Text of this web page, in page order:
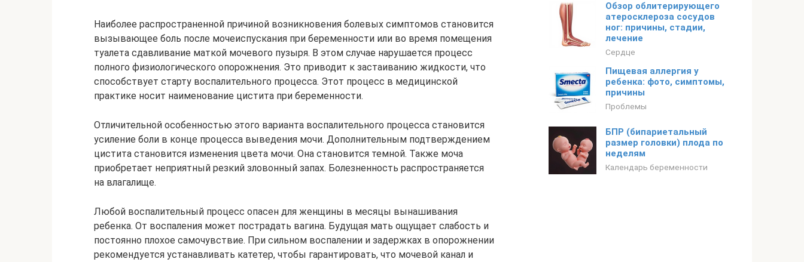
Наиболее распространенной причиной возникновения болевых симптомов становится
вызывающее боль после мочеиспускания при беременности или во время помещения
туалета сдавливание маткой мочевого пузыря. В этом случае нарушается процесс
полного физиологического опорожнения. Это приводит к застаиванию жидкости, что
способствует старту воспалительного процесса. Этот процесс в медицинской
практике носит наименование цистита при беременности.
Отличительной особенностью этого варианта воспалительного процесса становится
усиление боли в конце процесса выведения мочи. Дополнительным подтверждением
цистита становится изменения цвета мочи. Она становится темной. Также моча
приобретает неприятный резкий зловонный запах. Болезненность распространяется
на влагалище.
Любой воспалительный процесс опасен для женщины в месяцы вынашивания
ребенка. От воспаления может пострадать вагина. Будущая мать ощущает слабость и
постоянно плохое самочувствие. При сильном воспалении и задержках в опорожнении
рекомендуется устанавливать катетер, чтобы гарантировать, что мочевой канал и
Обзор облитерирующего
атеросклероза сосудов
ног: причины, стадии,
лечение
Сердце
Пищевая аллергия у
ребенка: фото, симптомы,
причины
Проблемы
БПР (бипариетальный
размер головки) плода по
неделям
Календарь беременности